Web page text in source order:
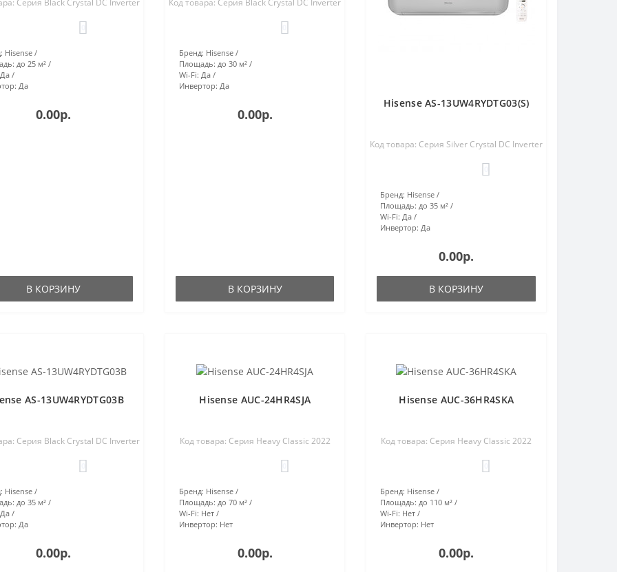
Серия Black Crystal DC Inverter
Hisense
до 25 м²
Да
Да
0.00р.
В КОРЗИНУ
Код товара: Серия Black Crystal DC Inverter
Бренд: Hisense
Площадь: до 30 м²
Wi-Fi: Да
Инвертор: Да
0.00р.
В КОРЗИНУ
Hisense AS-13UW4RYDTG03(S)
Код товара: Серия Silver Crystal DC Inverter
Бренд: Hisense
Площадь: до 35 м²
Wi-Fi: Да
Инвертор: Да
0.00р.
В КОРЗИНУ
AS-13UW4RYDTG03B
Серия Black Crystal DC Inverter
Hisense
до 35 м²
Да
Да
0.00р.
Hisense AUC-24HR4SJA
Код товара: Серия Heavy Classic 2022
Бренд: Hisense
Площадь: до 70 м²
Wi-Fi: Нет
Инвертор: Нет
0.00р.
Hisense AUC-36HR4SKA
Код товара: Серия Heavy Classic 2022
Бренд: Hisense
Площадь: до 110 м²
Wi-Fi: Нет
Инвертор: Нет
0.00р.